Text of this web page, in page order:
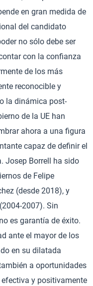
en gran medida de
del candidato
no sólo debe ser
con la confianza
de los más
reconocible y
la dinámica post-
de la UE han
ahora a una figura
capaz de definir el
Josep Borrell ha sido
de Felipe
(desde 2018), y
2007). Sin
es garantía de éxito.
ante el mayor de los
en su dilatada
a oportunidades
y positivamente